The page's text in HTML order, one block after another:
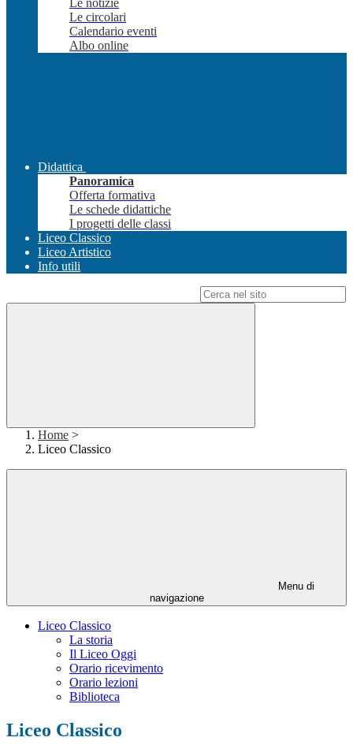
Le notizie
Le circolari
Calendario eventi
Albo online
Didattica
Panoramica
Offerta formativa
Le schede didattiche
I progetti delle classi
Liceo Classico
Liceo Artistico
Info utili
Home >
Liceo Classico
Menu di
navigazione
Liceo Classico
La storia
Il Liceo Oggi
Orario ricevimento
Orario lezioni
Biblioteca
Liceo Classico